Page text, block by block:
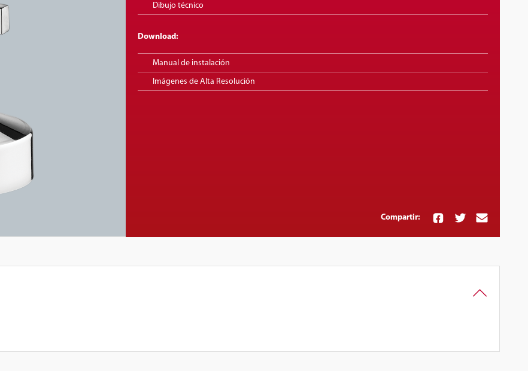
Dibujo técnico
Download:
Manual de instalación
Imágenes de Alta Resolución
Compartir: